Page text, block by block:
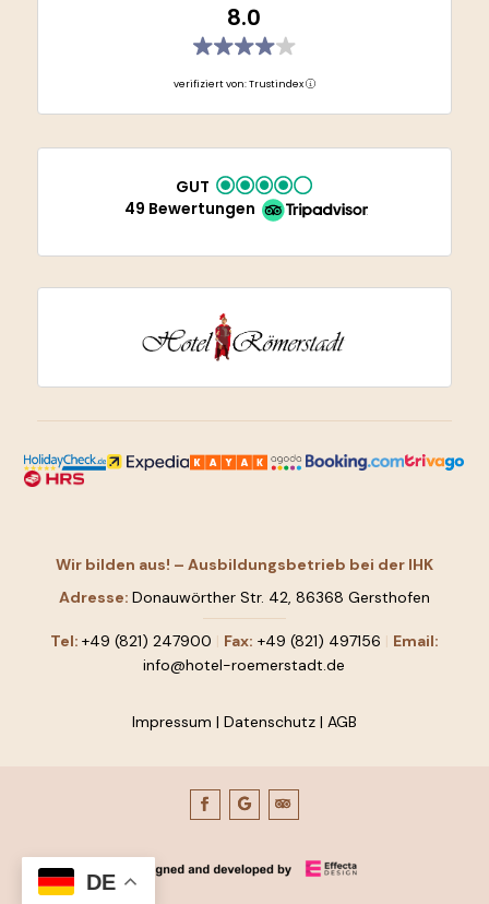
8.0
verifiziert von: Trustindex
GUT
49 Bewertungen
Wir bilden aus! – Ausbildungsbetrieb bei der IHK
Adresse: Donauwörther Str. 42, 86368 Gersthofen
Tel: +49 (821) 247900 | Fax: +49 (821) 497156 | Email:
info@hotel-roemerstadt.de
Impressum | Datenschutz| AGB
DE